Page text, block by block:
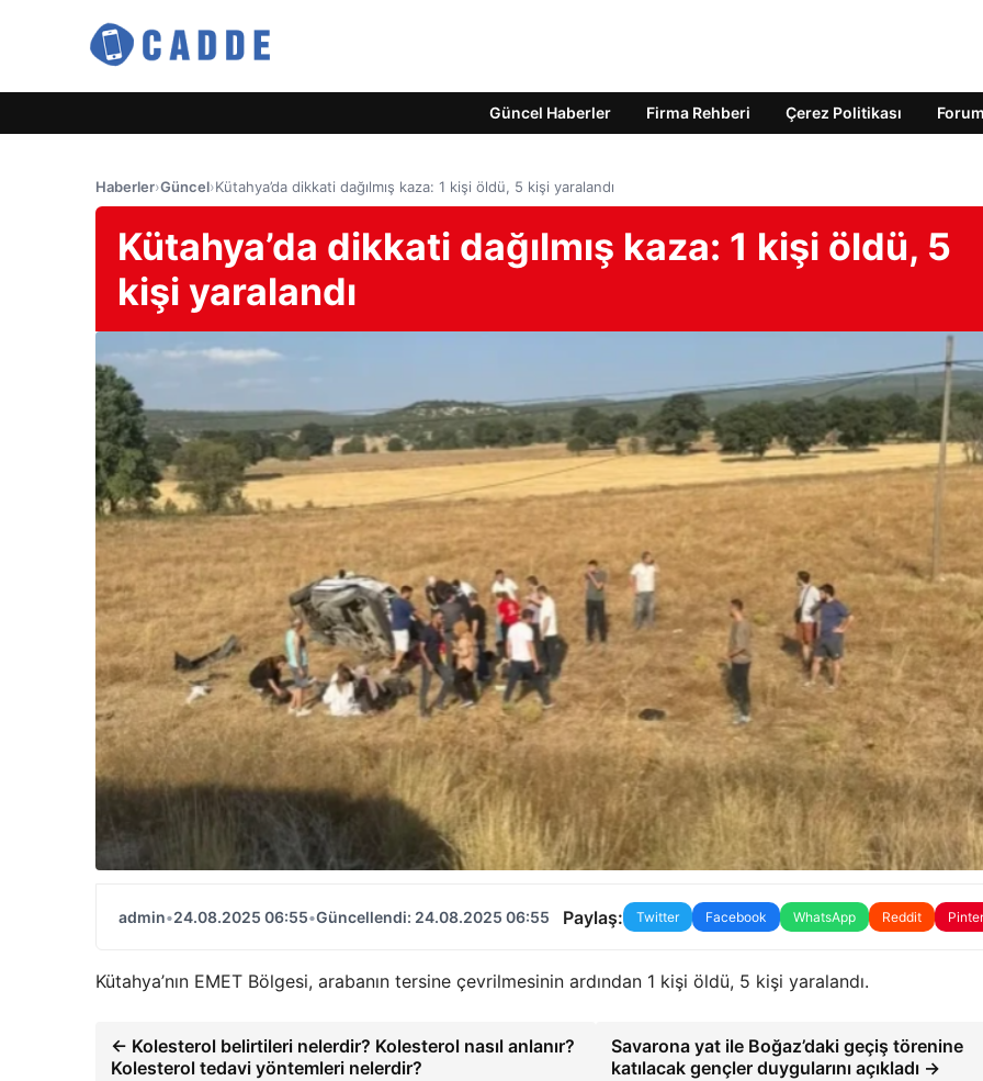
Güncel Haberler Firma Rehberi Çerez Politikası Forum
Haberler›Güncel›Kütahya’da dikkati dağılmış kaza: 1 kişi öldü, 5 kişi yaralandı
Kütahya’da dikkati dağılmış kaza: 1 kişi öldü, 5
kişi yaralandı
admin•24.08.2025 06:55•Güncellendi: 24.08.2025 06:55 Paylaş: Twitter Facebook WhatsApp Reddit
Kütahya’nın EMET Bölgesi, arabanın tersine çevrilmesinin ardından 1 kişi öldü, 5 kişi yaralandı.
← Kolesterol belirtileri nelerdir? Kolesterol nasıl anlanır?
Kolesterol tedavi yöntemleri nelerdir?
Savarona yat ile Boğaz’daki geçiş törenine
katılacak gençler duygularını açıkladı →